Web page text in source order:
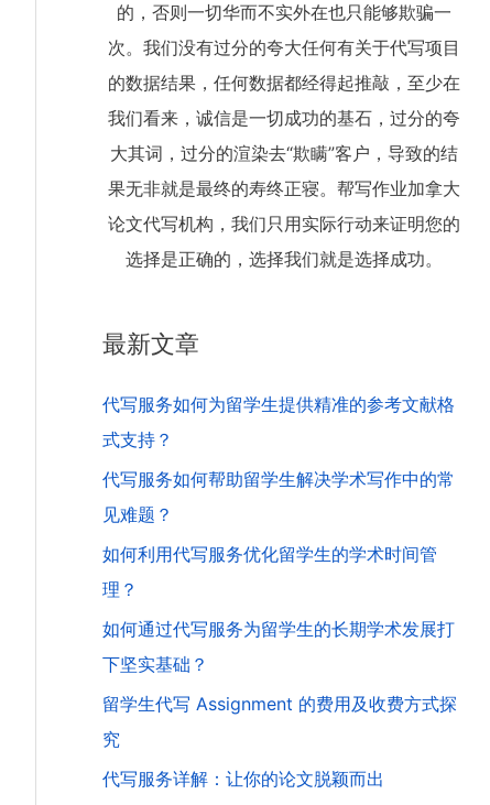
的，否则一切华而不实外在也只能够欺骗一
次。我们没有过分的夸大任何有关于代写项目
的数据结果，任何数据都经得起推敲，至少在
我们看来，诚信是一切成功的基石，过分的夸
大其词，过分的渲染去“欺瞒”客户，导致的结
果无非就是最终的寿终正寝。帮写作业加拿大
论文代写机构，我们只用实际行动来证明您的
选择是正确的，选择我们就是选择成功。
最新文章
代写服务如何为留学生提供精准的参考文献格
式支持？
代写服务如何帮助留学生解决学术写作中的常
见难题？
如何利用代写服务优化留学生的学术时间管
理？
如何通过代写服务为留学生的长期学术发展打
下坚实基础？
留学生代写 Assignment 的费用及收费方式探
究
代写服务详解：让你的论文脱颖而出